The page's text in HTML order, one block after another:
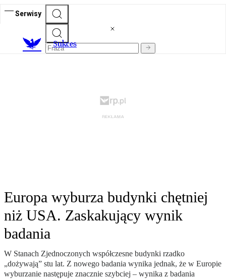
Serwisy
Sukces
Europa wyburza budynki chętniej
niż USA. Zaskakujący wynik
badania
W Stanach Zjednoczonych współczesne budynki rzadko
„dożywają” stu lat. Z nowego badania wynika jednak, że w Europie
wyburzanie następuje znacznie szybciej – wynika z badania